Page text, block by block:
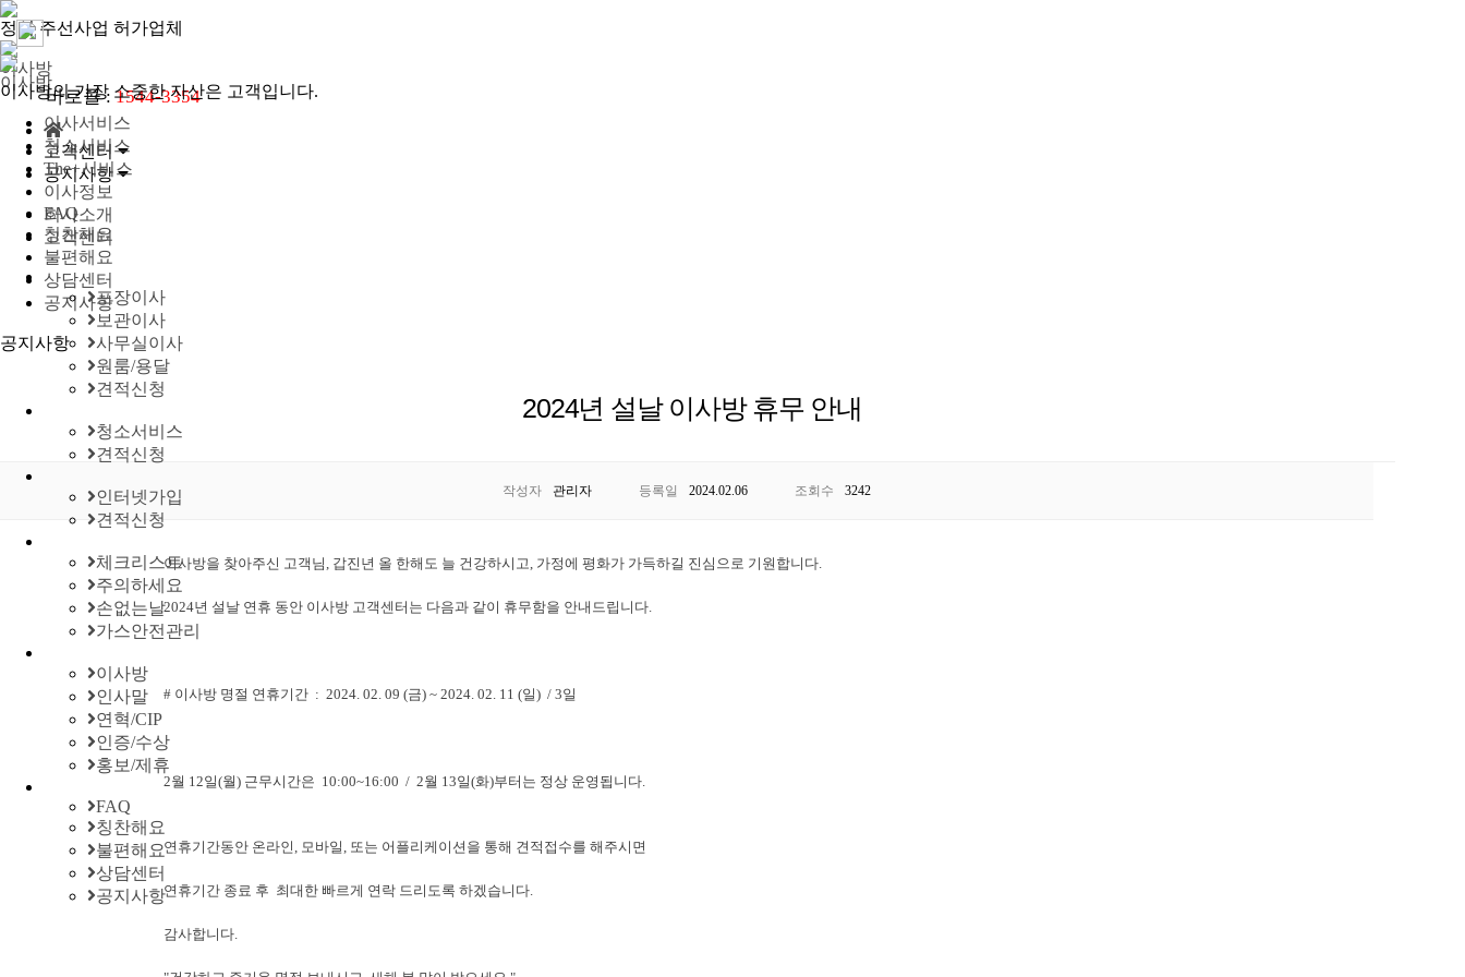
정식 주선사업 허가업체
이사방
이사서비스
청소서비스
The+서비스
이사정보
회사소개
고객센터
바로콜 :1544-3354
포장이사
보관이사
사무실이사
원룸/용달
견적신청
청소서비스
견적신청
인터넷가입
견적신청
체크리스트
주의하세요
손없는날
가스안전관리
이사방
인사말
연혁/CIP
인증/수상
홍보/제휴
FAQ
칭찬해요
불편해요
상담센터
공지사항
이사방
이사방의 가장 소중한 자산은 고객입니다.
고객센터
공지사항
FAQ
칭찬해요
불편해요
상담센터
공지사항
공지사항
2024년 설날 이사방 휴무 안내
작성자 관리자 등록일 2024.02.06 조회수 3242
이사방을 찾아주신 고객님, 갑진년 올 한해도 늘 건강하시고, 가정에 평화가 가득하길 진심으로 기원합니다.
2024년 설날 연휴 동안 이사방 고객센터는 다음과 같이 휴무함을 안내드립니다.
# 이사방 명절 연휴기간 : 2024. 02. 09 (금) ~ 2024. 02. 11 (일) / 3일
2월 12일(월) 근무시간은 10:00~16:00 / 2월 13일(화)부터는 정상 운영됩니다.
연휴기간동안 온라인, 모바일, 또는 어플리케이션을 통해 견적접수를 해주시면
연휴기간 종료 후 최대한 빠르게 연락 드리도록 하겠습니다.
감사합니다.